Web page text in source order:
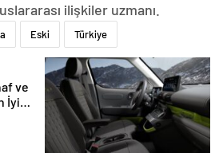
ilişkiler uzmanı.
Eski Türkiye
ve
İyi